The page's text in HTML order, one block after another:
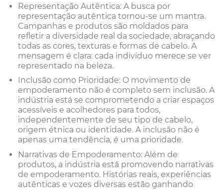
Representação Autêntica: A busca por
representação autêntica tornou-se um mantra.
Campanhas e produtos são moldados para
refletir a diversidade real da sociedade, abraçando
todas as cores, texturas e formas de cabelo. A
mensagem é clara: cada indivíduo merece se ver
representado na beleza.
Inclusão como Prioridade: O movimento de
empoderamento não é completo sem inclusão. A
indústria está se comprometendo a criar espaços
acessíveis e acolhedores para todos,
independentemente de seu tipo de cabelo,
origem étnica ou identidade. A inclusão não é
apenas uma tendência, é uma prioridade.
Narrativas de Empoderamento: Além de
produtos, a indústria está promovendo narrativas
de empoderamento. Histórias reais, experiências
autênticas e vozes diversas estão ganhando